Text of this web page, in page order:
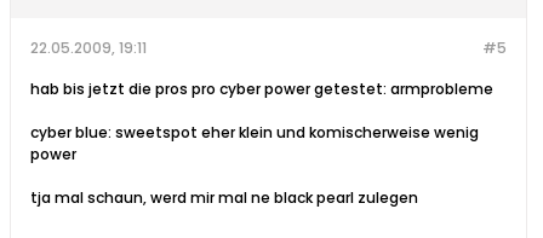
#5
22.05.2009, 19:11
hab bis jetzt die pros pro cyber power getestet: armprobleme
cyber blue: sweetspot eher klein und komischerweise wenig
power
tja mal schaun, werd mir mal ne black pearl zulegen